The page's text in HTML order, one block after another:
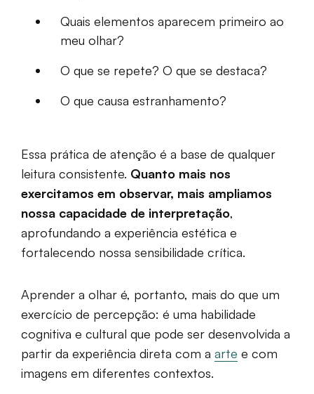
Quais elementos aparecem primeiro ao
meu olhar?
O que se repete? O que se destaca?
O que causa estranhamento?
Essa prática de atenção é a base de qualquer
leitura consistente. Quanto mais nos
exercitamos em observar, mais ampliamos
nossa capacidade de interpretação,
aprofundando a experiência estética e
fortalecendo nossa sensibilidade crítica.
Aprender a olhar é, portanto, mais do que um
exercício de percepção: é uma habilidade
cognitiva e cultural que pode ser desenvolvida a
partir da experiência direta com a arte e com
imagens em diferentes contextos.